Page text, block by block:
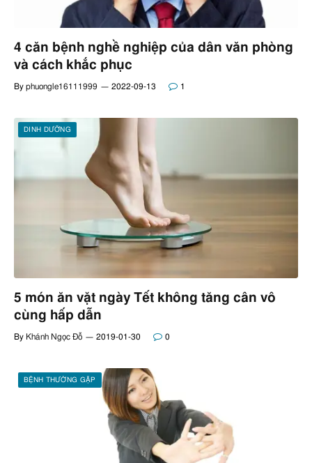
4 căn bệnh nghề nghiệp của dân văn phòng
và cách khắc phục
By phuongle16111999 2022-09-13 1
DINH DƯỠNG
5 món ăn vặt ngày Tết không tăng cân vô
cùng hấp dẫn
By Khánh Ngọc Đỗ 2019-01-30 0
BỆNH THƯỜNG GẶP